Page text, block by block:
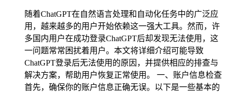
随着ChatGPT在自然语言处理和自动化任务中的广泛应
用，越来越多的用户开始依赖这一强大工具。然而，许
多国内用户在成功登录ChatGPT后却发现无法使用，这
一问题常常困扰着用户。本文将详细介绍可能导致
ChatGPT登录后无法使用的原因，并提供相应的排查与
解决方案，帮助用户恢复正常使用。 一、账户信息检查
首先，确保你的账户信息正确无误。以下是一些基本的